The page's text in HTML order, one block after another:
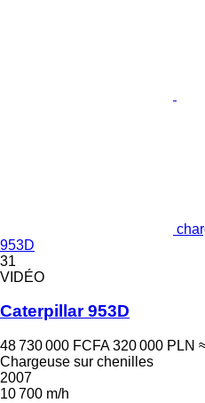
953D
31
VIDÉO
Caterpillar 953D
48 730 000 FCFA 320 000 PLN
Chargeuse sur chenilles
2007
10 700 m/h